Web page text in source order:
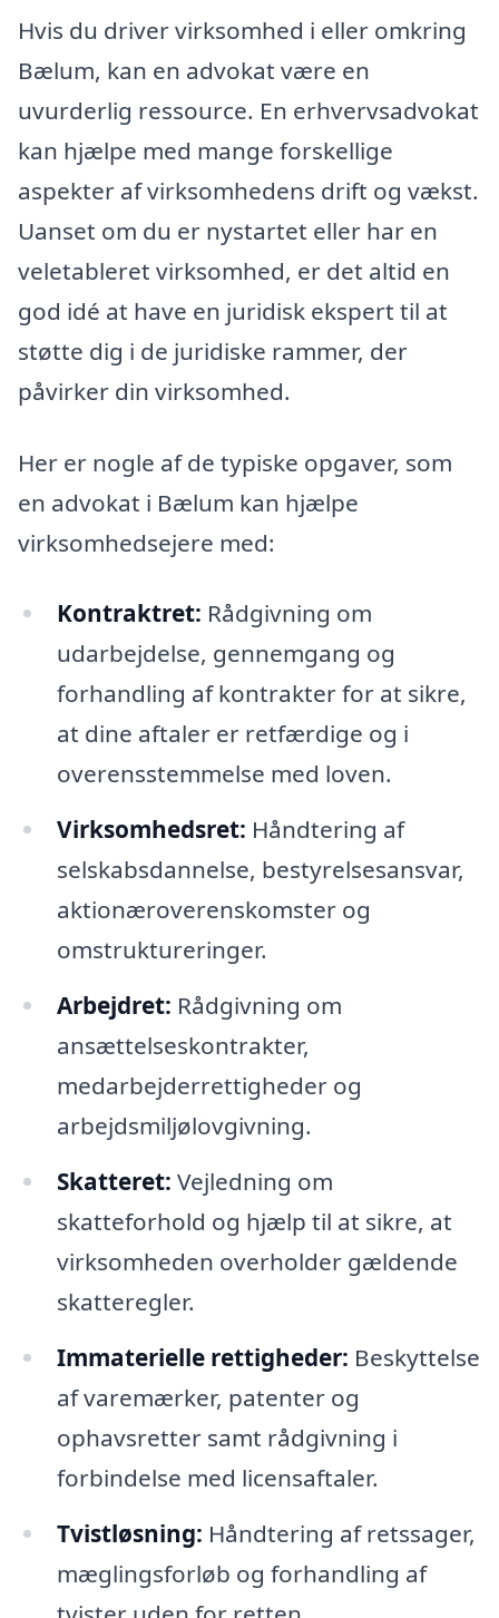
Hvis du driver virksomhed i eller omkring
Bælum, kan en advokat være en
uvurderlig ressource. En erhvervsadvokat
kan hjælpe med mange forskellige
aspekter af virksomhedens drift og vækst.
Uanset om du er nystartet eller har en
veletableret virksomhed, er det altid en
god idé at have en juridisk ekspert til at
støtte dig i de juridiske rammer, der
påvirker din virksomhed.
Her er nogle af de typiske opgaver, som
en advokat i Bælum kan hjælpe
virksomhedsejere med:
Kontraktret: Rådgivning om
udarbejdelse, gennemgang og
forhandling af kontrakter for at sikre,
at dine aftaler er retfærdige og i
overensstemmelse med loven.
Virksomhedsret: Håndtering af
selskabsdannelse, bestyrelsesansvar,
aktionæroverenskomster og
omstruktureringer.
Arbejdret: Rådgivning om
ansættelseskontrakter,
medarbejderrettigheder og
arbejdsmiljølovgivning.
Skatteret: Vejledning om
skatteforhold og hjælp til at sikre, at
virksomheden overholder gældende
skatteregler.
Immaterielle rettigheder: Beskyttelse
af varemærker, patenter og
ophavsretter samt rådgivning i
forbindelse med licensaftaler.
Tvistløsning: Håndtering af retssager,
mæglingsforløb og forhandling af